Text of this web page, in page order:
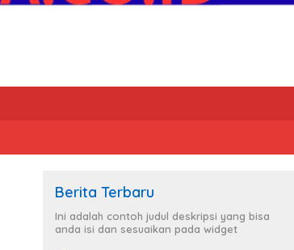
Berita Terbaru
Ini adalah contoh judul deskripsi yang bisa
anda isi dan sesuaikan pada widget